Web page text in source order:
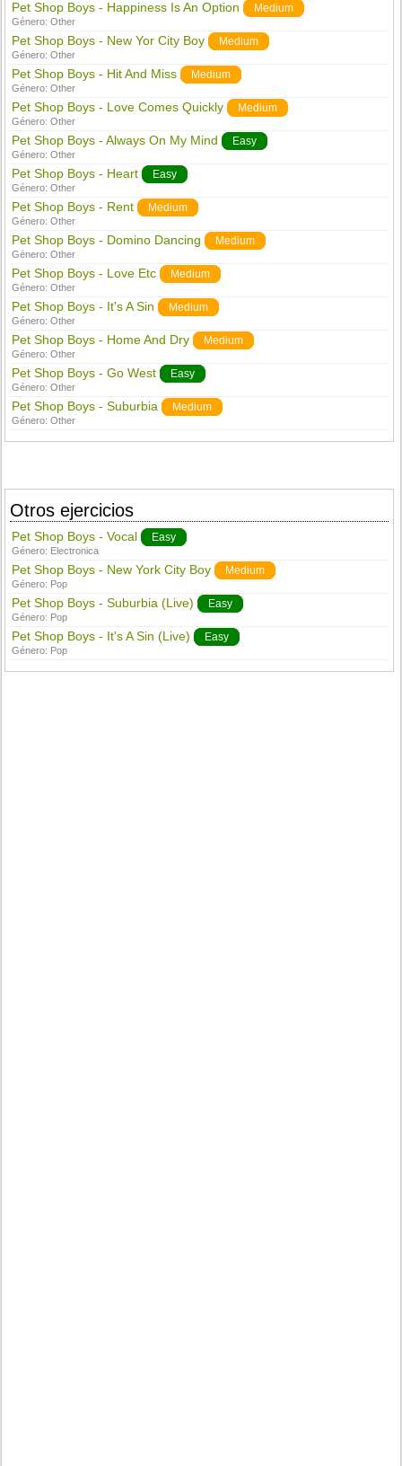
Pet Shop Boys - Happiness Is An Option Medium
Género:Other
Pet Shop Boys - New Yor City Boy Medium
Género:Other
Pet Shop Boys - Hit And Miss Medium
Género:Other
Pet Shop Boys - Love Comes Quickly Medium
Género:Other
Pet Shop Boys - Always On My Mind Easy
Género:Other
Pet Shop Boys - Heart Easy
Género:Other
Pet Shop Boys - Rent Medium
Género:Other
Pet Shop Boys - Domino Dancing Medium
Género:Other
Pet Shop Boys - Love Etc Medium
Género:Other
Pet Shop Boys - It's A Sin Medium
Género:Other
Pet Shop Boys - Home And Dry Medium
Género:Other
Pet Shop Boys - Go West Easy
Género:Other
Pet Shop Boys - Suburbia Medium
Género:Other
Otros ejercicios
Pet Shop Boys - Vocal Easy
Género: Electronica
Pet Shop Boys - New York City Boy Medium
Género: Pop
Pet Shop Boys - Suburbia (Live) Easy
Género: Pop
Pet Shop Boys - It's A Sin (Live) Easy
Género: Pop